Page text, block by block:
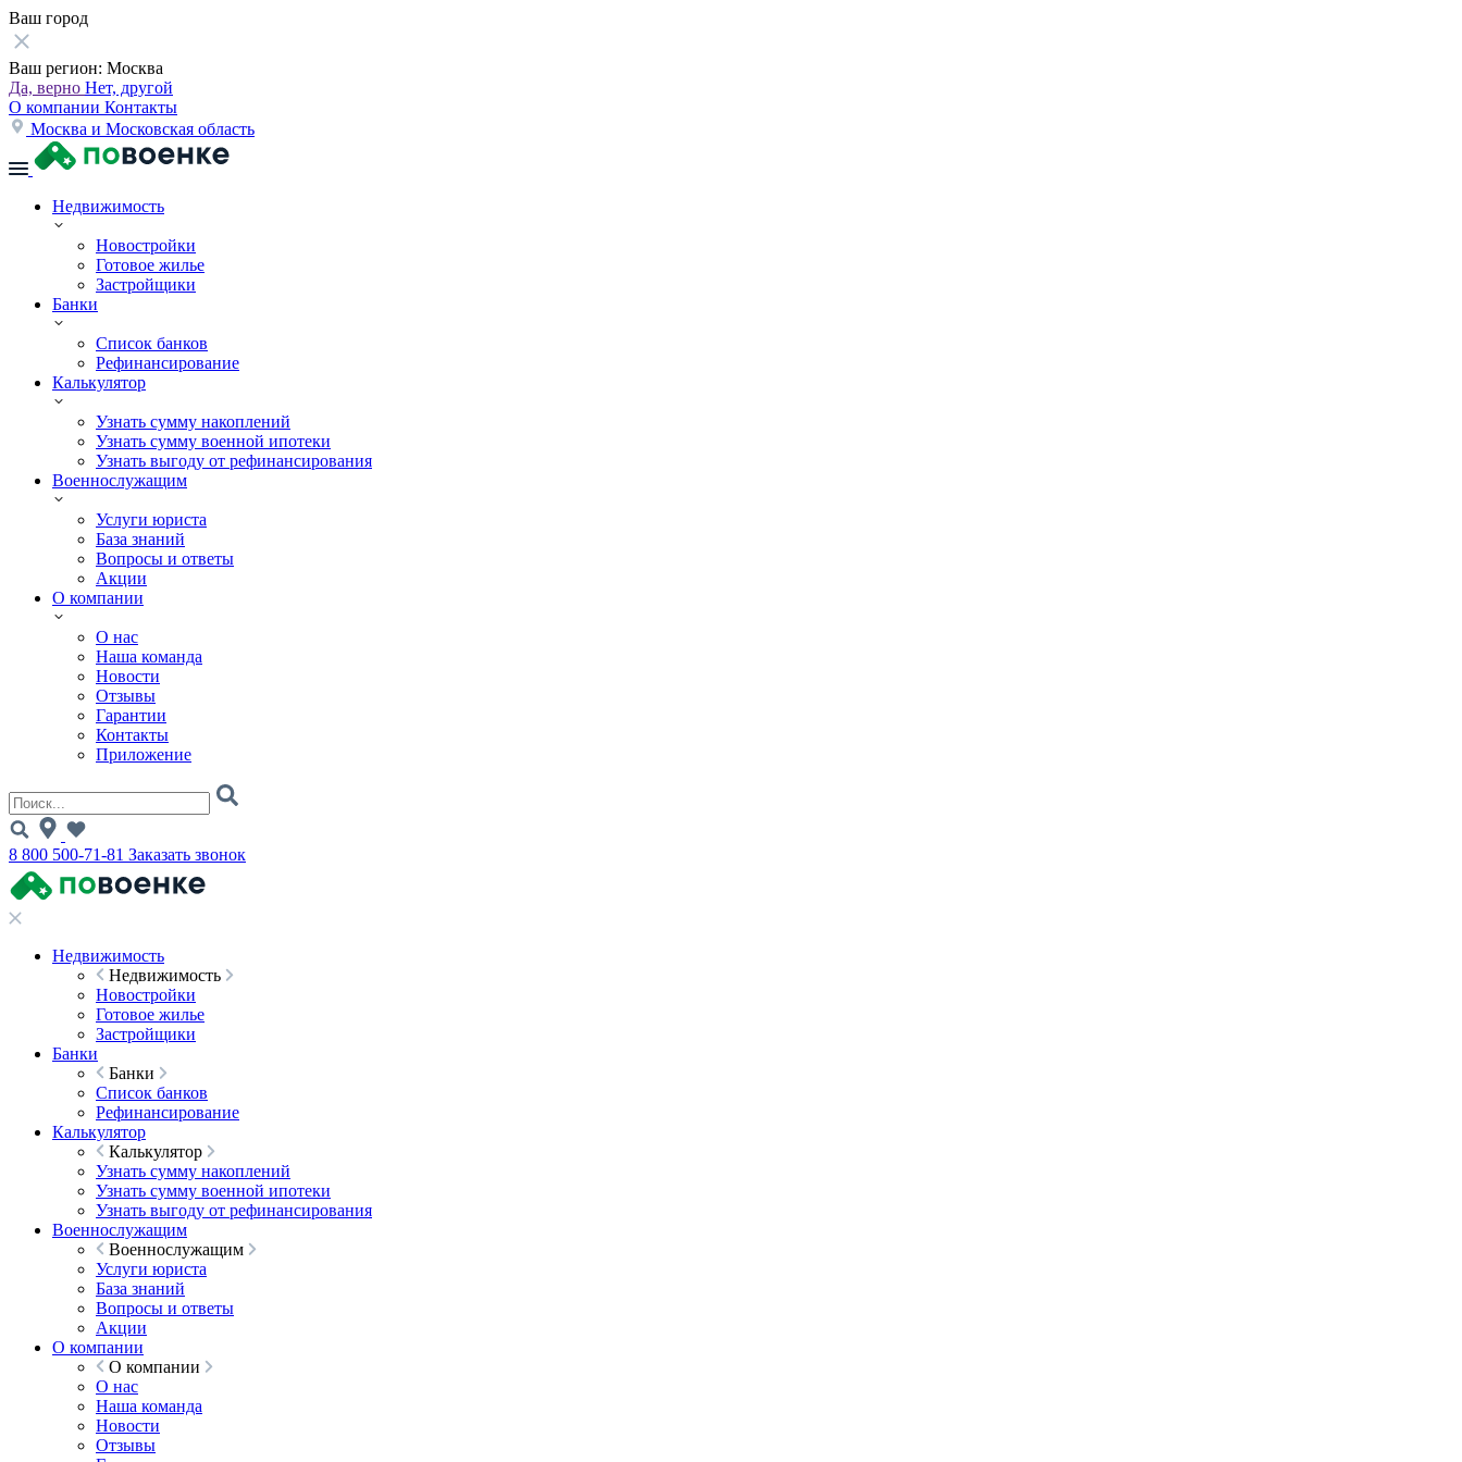
Ваш город
Ваш регион: Москва
Да, верно Нет, другой
О компании Контакты
Москва и Московская область
Недвижимость
Новостройки
Готовое жилье
Застройщики
Банки
Список банков
Рефинансирование
Калькулятор
Узнать сумму накоплений
Узнать сумму военной ипотеки
Узнать выгоду от рефинансирования
Военнослужащим
Услуги юриста
База знаний
Вопросы и ответы
Акции
О компании
О нас
Наша команда
Новости
Отзывы
Гарантии
Контакты
Приложение
8 800 500-71-81 Заказать звонок
Недвижимость
Недвижимость
Новостройки
Готовое жилье
Застройщики
Банки
Банки
Список банков
Рефинансирование
Калькулятор
Калькулятор
Узнать сумму накоплений
Узнать сумму военной ипотеки
Узнать выгоду от рефинансирования
Военнослужащим
Военнослужащим
Услуги юриста
База знаний
Вопросы и ответы
Акции
О компании
О компании
О нас
Наша команда
Новости
Отзывы